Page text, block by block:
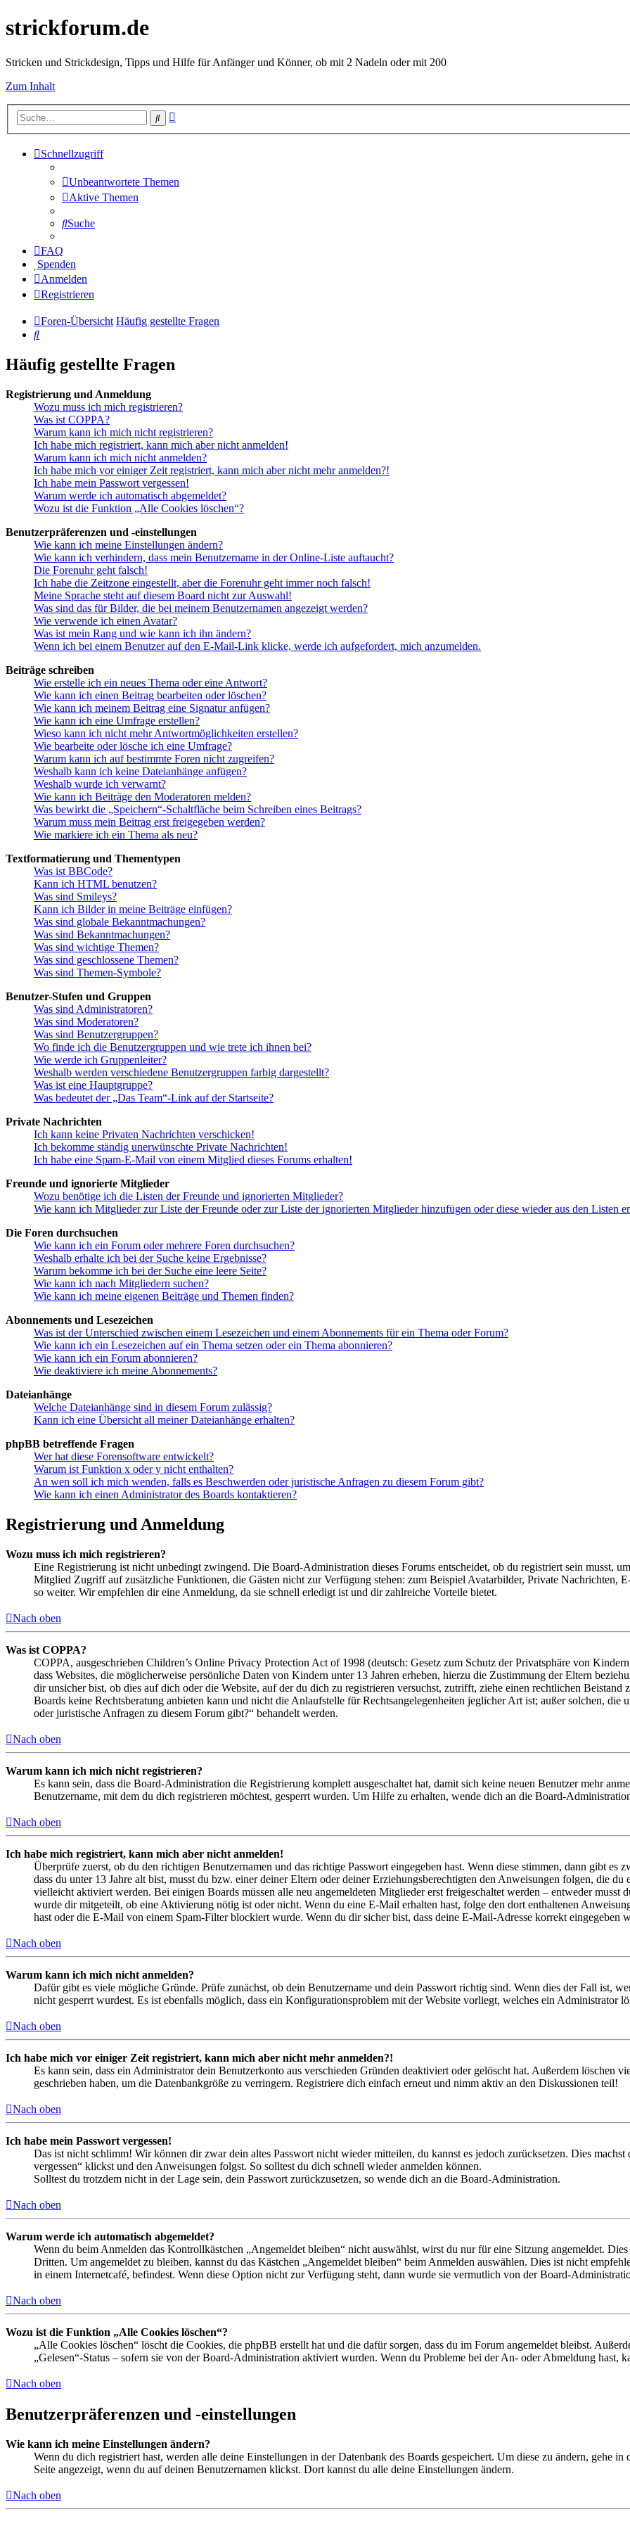
strickforum.de
Stricken und Strickdesign, Tipps und Hilfe für Anfänger und Könner, ob mit 2 Nadeln oder mit 200
Zum Inhalt
Suche
Schnellzugriff
Unbeantwortete Themen
Aktive Themen
Suche
FAQ
Spenden
Anmelden
Registrieren
Foren-Übersicht Häufig gestellte Fragen
Suche
Häufig gestellte Fragen
Registrierung und Anmeldung
Wozu muss ich mich registrieren?
Was ist COPPA?
Warum kann ich mich nicht registrieren?
Ich habe mich registriert, kann mich aber nicht anmelden!
Warum kann ich mich nicht anmelden?
Ich habe mich vor einiger Zeit registriert, kann mich aber nicht mehr anmelden?!
Ich habe mein Passwort vergessen!
Warum werde ich automatisch abgemeldet?
Wozu ist die Funktion „Alle Cookies löschen“?
Benutzerpräferenzen und -einstellungen
Wie kann ich meine Einstellungen ändern?
Wie kann ich verhindern, dass mein Benutzername in der Online-Liste auftaucht?
Die Forenuhr geht falsch!
Ich habe die Zeitzone eingestellt, aber die Forenuhr geht immer noch falsch!
Meine Sprache steht auf diesem Board nicht zur Auswahl!
Was sind das für Bilder, die bei meinem Benutzernamen angezeigt werden?
Wie verwende ich einen Avatar?
Was ist mein Rang und wie kann ich ihn ändern?
Wenn ich bei einem Benutzer auf den E-Mail-Link klicke, werde ich aufgefordert, mich anzumelden.
Beiträge schreiben
Wie erstelle ich ein neues Thema oder eine Antwort?
Wie kann ich einen Beitrag bearbeiten oder löschen?
Wie kann ich meinem Beitrag eine Signatur anfügen?
Wie kann ich eine Umfrage erstellen?
Wieso kann ich nicht mehr Antwortmöglichkeiten erstellen?
Wie bearbeite oder lösche ich eine Umfrage?
Warum kann ich auf bestimmte Foren nicht zugreifen?
Weshalb kann ich keine Dateianhänge anfügen?
Weshalb wurde ich verwarnt?
Wie kann ich Beiträge den Moderatoren melden?
Was bewirkt die „Speichern“-Schaltfläche beim Schreiben eines Beitrags?
Warum muss mein Beitrag erst freigegeben werden?
Wie markiere ich ein Thema als neu?
Textformatierung und Thementypen
Was ist BBCode?
Kann ich HTML benutzen?
Was sind Smileys?
Kann ich Bilder in meine Beiträge einfügen?
Was sind globale Bekanntmachungen?
Was sind Bekanntmachungen?
Was sind wichtige Themen?
Was sind geschlossene Themen?
Was sind Themen-Symbole?
Benutzer-Stufen und Gruppen
Was sind Administratoren?
Was sind Moderatoren?
Was sind Benutzergruppen?
Wo finde ich die Benutzergruppen und wie trete ich ihnen bei?
Wie werde ich Gruppenleiter?
Weshalb werden verschiedene Benutzergruppen farbig dargestellt?
Was ist eine Hauptgruppe?
Was bedeutet der „Das Team“-Link auf der Startseite?
Private Nachrichten
Ich kann keine Privaten Nachrichten verschicken!
Ich bekomme ständig unerwünschte Private Nachrichten!
Ich habe eine Spam-E-Mail von einem Mitglied dieses Forums erhalten!
Freunde und ignorierte Mitglieder
Wozu benötige ich die Listen der Freunde und ignorierten Mitglieder?
Wie kann ich Mitglieder zur Liste der Freunde oder zur Liste der ignorierten Mitglieder hinzufügen oder diese wieder aus den Listen
Die Foren durchsuchen
Wie kann ich ein Forum oder mehrere Foren durchsuchen?
Weshalb erhalte ich bei der Suche keine Ergebnisse?
Warum bekomme ich bei der Suche eine leere Seite?
Wie kann ich nach Mitgliedern suchen?
Wie kann ich meine eigenen Beiträge und Themen finden?
Abonnements und Lesezeichen
Was ist der Unterschied zwischen einem Lesezeichen und einem Abonnements für ein Thema oder Forum?
Wie kann ich ein Lesezeichen auf ein Thema setzen oder ein Thema abonnieren?
Wie kann ich ein Forum abonnieren?
Wie deaktiviere ich meine Abonnements?
Dateianhänge
Welche Dateianhänge sind in diesem Forum zulässig?
Kann ich eine Übersicht all meiner Dateianhänge erhalten?
phpBB betreffende Fragen
Wer hat diese Forensoftware entwickelt?
Warum ist Funktion x oder y nicht enthalten?
An wen soll ich mich wenden, falls es Beschwerden oder juristische Anfragen zu diesem Forum gibt?
Wie kann ich einen Administrator des Boards kontaktieren?
Registrierung und Anmeldung
Wozu muss ich mich registrieren?
Eine Registrierung ist nicht unbedingt zwingend. Die Board-Administration dieses Forums entscheidet, ob du registriert sein musst,
Mitglied Zugriff auf zusätzliche Funktionen, die Gästen nicht zur Verfügung stehen: zum Beispiel Avatarbilder, Private Nachrichten,
so weiter. Wir empfehlen dir eine Anmeldung, da sie schnell erledigt ist und dir zahlreiche Vorteile bietet.
Nach oben
Was ist COPPA?
COPPA, ausgeschrieben Children’s Online Privacy Protection Act of 1998 (deutsch: Gesetz zum Schutz der Privatsphäre von
dass Websites, die möglicherweise persönliche Daten von Kindern unter 13 Jahren erheben, hierzu die Zustimmung der Eltern
dir unsicher bist, ob dies auf dich oder die Website, auf der du dich zu registrieren versuchst, zutrifft, ziehe einen rechtlichen
Boards keine Rechtsberatung anbieten kann und nicht die Anlaufstelle für Rechtsangelegenheiten jeglicher Art ist; außer solchen,
oder juristische Anfragen zu diesem Forum gibt?“ behandelt werden.
Nach oben
Warum kann ich mich nicht registrieren?
Es kann sein, dass die Board-Administration die Registrierung komplett ausgeschaltet hat, damit sich keine neuen Benutzer mehr
Benutzername, mit dem du dich registrieren möchtest, gesperrt wurden. Um Hilfe zu erhalten, wende dich an die Board-
Nach oben
Ich habe mich registriert, kann mich aber nicht anmelden!
Überprüfe zuerst, ob du den richtigen Benutzernamen und das richtige Passwort eingegeben hast. Wenn diese stimmen, dann gibt es
dass du unter 13 Jahre alt bist, musst du bzw. einer deiner Eltern oder deiner Erziehungsberechtigten den Anweisungen folgen, die
vielleicht aktiviert werden. Bei einigen Boards müssen alle neu angemeldeten Mitglieder erst freigeschaltet werden – entweder musst
wurde dir mitgeteilt, ob eine Aktivierung nötig ist oder nicht. Wenn du eine E-Mail erhalten hast, folge den dort enthaltenen
hast oder die E-Mail von einem Spam-Filter blockiert wurde. Wenn du dir sicher bist, dass deine E-Mail-Adresse korrekt eingegeben
Nach oben
Warum kann ich mich nicht anmelden?
Dafür gibt es viele mögliche Gründe. Prüfe zunächst, ob dein Benutzername und dein Passwort richtig sind. Wenn dies der Fall ist,
nicht gesperrt wurdest. Es ist ebenfalls möglich, dass ein Konfigurationsproblem mit der Website vorliegt, welches ein Administrator
Nach oben
Ich habe mich vor einiger Zeit registriert, kann mich aber nicht mehr anmelden?!
Es kann sein, dass ein Administrator dein Benutzerkonto aus verschieden Gründen deaktiviert oder gelöscht hat. Außerdem löschen
geschrieben haben, um die Datenbankgröße zu verringern. Registriere dich einfach erneut und nimm aktiv an den Diskussionen teil!
Nach oben
Ich habe mein Passwort vergessen!
Das ist nicht schlimm! Wir können dir zwar dein altes Passwort nicht wieder mitteilen, du kannst es jedoch zurücksetzen. Dies
vergessen“ klickst und den Anweisungen folgst. So solltest du dich schnell wieder anmelden können.
Solltest du trotzdem nicht in der Lage sein, dein Passwort zurückzusetzen, so wende dich an die Board-Administration.
Nach oben
Warum werde ich automatisch abgemeldet?
Wenn du beim Anmelden das Kontrollkästchen „Angemeldet bleiben“ nicht auswählst, wirst du nur für eine Sitzung angemeldet.
Dritten. Um angemeldet zu bleiben, kannst du das Kästchen „Angemeldet bleiben“ beim Anmelden auswählen. Dies ist nicht
in einem Internetcafé, befindest. Wenn diese Option nicht zur Verfügung steht, dann wurde sie vermutlich von der Board-
Nach oben
Wozu ist die Funktion „Alle Cookies löschen“?
„Alle Cookies löschen“ löscht die Cookies, die phpBB erstellt hat und die dafür sorgen, dass du im Forum angemeldet bleibst.
„Gelesen“-Status – sofern sie von der Board-Administration aktiviert wurden. Wenn du Probleme bei der An- oder Abmeldung hast,
Nach oben
Benutzerpräferenzen und -einstellungen
Wie kann ich meine Einstellungen ändern?
Wenn du dich registriert hast, werden alle deine Einstellungen in der Datenbank des Boards gespeichert. Um diese zu ändern, gehe
Seite angezeigt, wenn du auf deinen Benutzernamen klickst. Dort kannst du alle deine Einstellungen ändern.
Nach oben